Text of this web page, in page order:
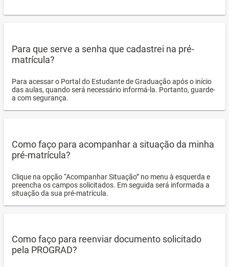
Para que serve a senha que cadastrei na pré-
matrícula?
Para acessar o Portal do Estudante de Graduação após o início
das aulas, quando será necessário informá-la. Portanto, guarde-
a com segurança.
Como faço para acompanhar a situação da minha
pré-matrícula?
Clique na opção “Acompanhar Situação” no menu à esquerda e
preencha os campos solicitados. Em seguida será informada a
situação da sua pré-matrícula.
Como faço para reenviar documento solicitado
pela PROGRAD?